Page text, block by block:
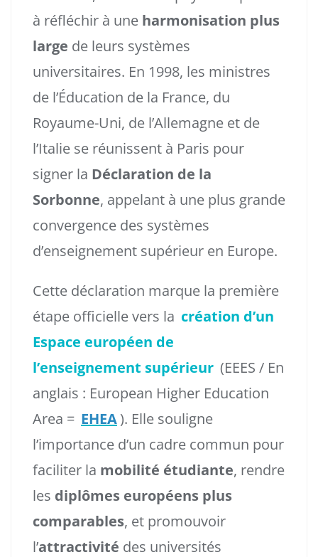
à réfléchir à une harmonisation plus
large de leurs systèmes
universitaires. En 1998, les ministres
de l’Éducation de la France, du
Royaume-Uni, de l’Allemagne et de
l’Italie se réunissent à Paris pour
signer la Déclaration de la
Sorbonne, appelant à une plus grande
convergence des systèmes
d’enseignement supérieur en Europe.
Cette déclaration marque la première
étape officielle vers la création d’un
Espace européen de
l’enseignement supérieur (EEES / En
anglais : European Higher Education
Area = EHEA). Elle souligne
l’importance d’un cadre commun pour
faciliter la mobilité étudiante, rendre
les diplômes européens plus
comparables, et promouvoir
l’attractivité des universités